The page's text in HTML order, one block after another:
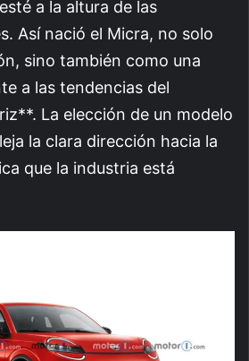
a la altura de las
Así nació el Micra, no solo
sino también como una
a las tendencias del
La elección de un modelo
la clara dirección hacia la
que la industria está